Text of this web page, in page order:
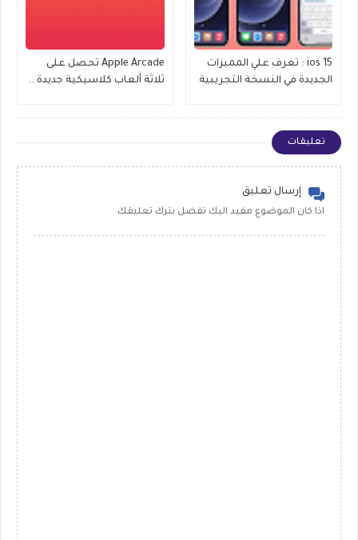
ios 15 : تعرف علي المميزات
الجديدة في النسخة التجريبية
Apple Arcade تحصل على
ثلاثة ألعاب كلاسيكية جديدة ..
تعليقات
إرسال تعليق
اذا كان الموضوع مفيد اليك تفضل بترك تعليقك